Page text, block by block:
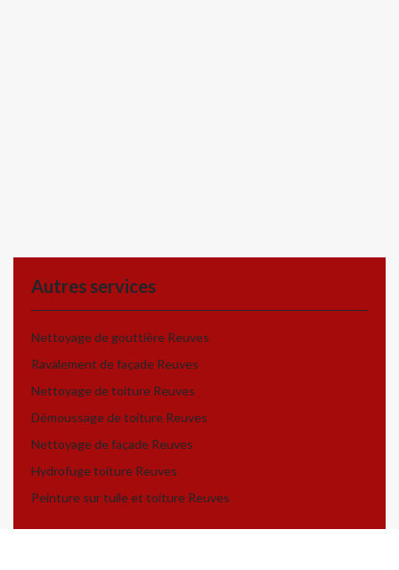
Autres services
Nettoyage de gouttière Reuves
Ravalement de façade Reuves
Nettoyage de toiture Reuves
Démoussage de toiture Reuves
Nettoyage de façade Reuves
Hydrofuge toiture Reuves
Peinture sur tuile et toiture Reuves